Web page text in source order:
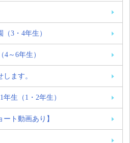
3・4年生）
～6年生）
ます。
生（1・2年生）
ト動画あり】